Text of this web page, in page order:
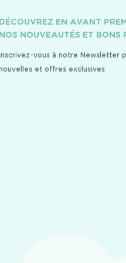
DÉCOUVREZ EN AVANT
NOS NOUVEAUTÉS ET BONS
vous à notre Newsletter
et offres exclusives